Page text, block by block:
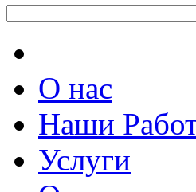
О нас
Наши
Услуги